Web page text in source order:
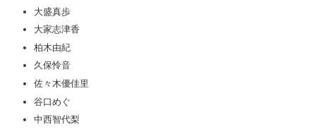
大盛真歩
大家志津香
柏木由紀
久保怜音
佐々木優佳里
谷口めぐ
中西智代梨